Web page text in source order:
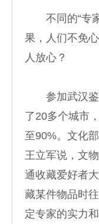
不同的“专家
果，人们不免
人放心？
参加武汉鉴
了20多个城市
至90%。文化
王立军说，文
通收藏爱好者
藏某件物品时
定专家的实力